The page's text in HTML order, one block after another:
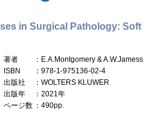
in Surgical Pathology: Soft
著者
：E.A.Montgomery & A.W.Jamess
ISBN
：978-1-975136-02-4
出版社
：WOLTERS KLUWER
出版年
：2021年
ページ数 ：490pp.